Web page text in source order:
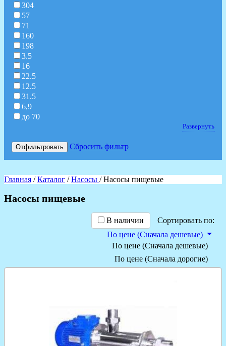
304
57
71
160
198
3.5
16
22.5
12.5
31.5
6,9
до 70
Развернуть
Отфильтровать Сбросить фильтр
Главная /Каталог /Насосы / Насосы пищевые
Насосы пищевые
В наличии
Сортировать по:
По цене (Сначала дешевые)
По цене (Сначала дешевые)
По цене (Сначала дорогие)